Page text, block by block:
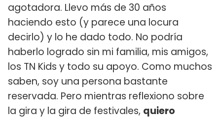
agotadora. Llevo más de 30 años
haciendo esto (y parece una locura
decirlo) y lo he dado todo. No podría
haberlo logrado sin mi familia, mis amigos,
los TN Kids y todo su apoyo. Como muchos
saben, soy una persona bastante
reservada. Pero mientras reflexiono sobre
la gira y la gira de festivales, quiero